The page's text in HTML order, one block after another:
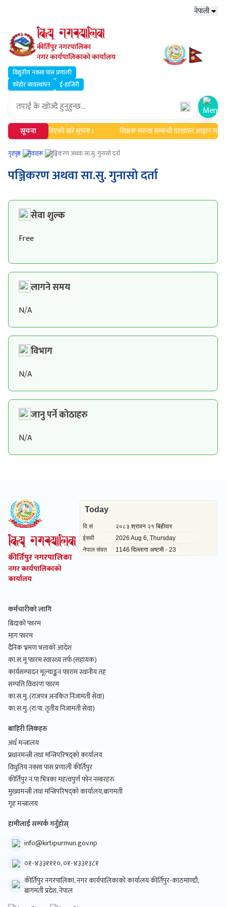
नेपाली
कीर्तिपुर नगरपालिका
नगर कार्यपालिकाको कार्यालय
विद्युतीय नक्सा पास प्रणाली
फोहोर व्यवस्थापन
ई-हाजिरी
सूचना
एवं सूचिकृत गरिएको बारे सूचना । शिक्षक सरुवा सम्बन्धी दरखास्त आह्वान
गृहपृष्ठ सेवाहरू पञ्जिकरण अथवा सा.सु. गुनासो दर्ता
पञ्जिकरण अथवा सा.सु. गुनासो दर्ता
सेवा शुल्क
Free
लागने समय
N/A
विभाग
N/A
जानु पर्ने कोठाहरु
N/A
कीर्तिपुर नगरपालिका
नगर कार्यपालिकाको
कार्यालय
कर्मचारीको लागि
बिदाको फारम
माग फारम
दैनिक भ्रमण भत्ताको आदेश
का.स.मू फारम स्वास्थ्य तर्फ (सहायक)
कार्यसम्पादन मूल्याङ्कन फाराम स्थानीय तह
सम्पत्ति विवरण फारम
का.स.मु. (राजपत्र अनंकित निजामती सेवा)
का.स.मु. (रा.पा. तृतीय निजामती सेवा)
बाहिरी लिकंहरु
अर्थ मन्त्रालय
प्रधानमन्त्री तथा मन्त्रिपरिषद्को कार्यालय
विधुतिय नक्सा पास प्रणाली कीर्तिपुर
कीर्तिपुर न.पा भित्रका महत्वपुर्ण फोन नम्बरहरु
मुख्यमन्त्री तथा मन्त्रिपरिषद्को कार्यालय,बागमती
गृह मन्त्रालय
हामीलाई सम्पर्क गर्नुहोस्
info@kirtipurmun.gov.np
०१-४३३१११०, ०१-४३३१३८१
कीर्तिपुर नगरपालिका, नगर कार्यपालिकाको कार्यालय कीर्तिपुर-काठमाण्डौ,
बागमती प्रदेश, नेपाल